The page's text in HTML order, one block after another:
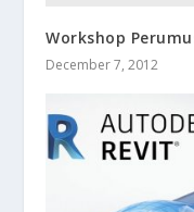
Workshop
December 7, 2012